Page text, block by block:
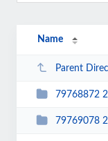
Name
Parent
79768872 27.11.2023. Piatra
79769078 21.09.2023